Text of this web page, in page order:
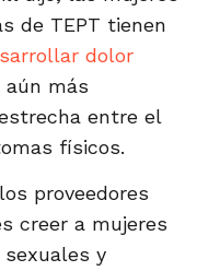
de TEPT tienen
dolor
más
entre el
físicos.
proveedores
creer a mujeres
y